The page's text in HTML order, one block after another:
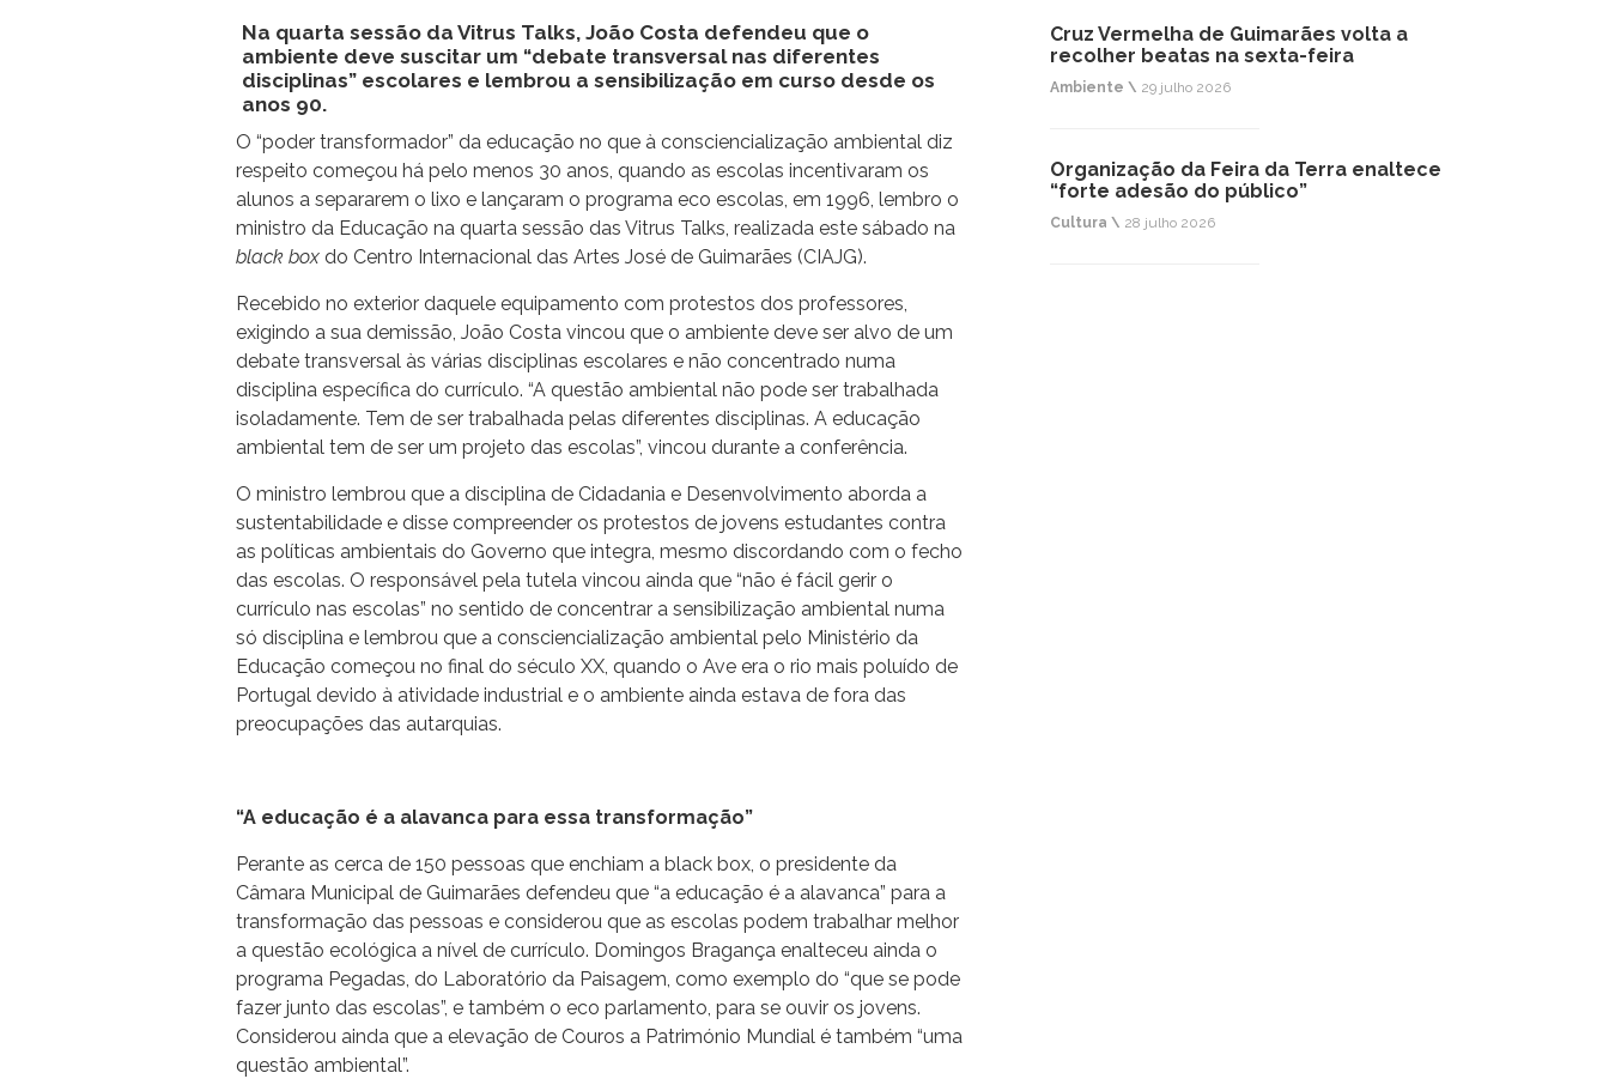
Na quarta sessão da Vitrus Talks, João Costa defendeu que o
ambiente deve suscitar um “debate transversal nas diferentes
disciplinas” escolares e lembrou a sensibilização em curso desde os
anos 90.
O “poder transformador” da educação no que à consciencialização ambiental diz
respeito começou há pelo menos 30 anos, quando as escolas incentivaram os
alunos a separarem o lixo e lançaram o programa eco escolas, em 1996, lembro o
ministro da Educação na quarta sessão das Vitrus Talks, realizada este sábado na
black box do Centro Internacional das Artes José de Guimarães (CIAJG).
Recebido no exterior daquele equipamento com protestos dos professores,
exigindo a sua demissão, João Costa vincou que o ambiente deve ser alvo de um
debate transversal às várias disciplinas escolares e não concentrado numa
disciplina específica do currículo. “A questão ambiental não pode ser trabalhada
isoladamente. Tem de ser trabalhada pelas diferentes disciplinas. A educação
ambiental tem de ser um projeto das escolas”, vincou durante a conferência.
O ministro lembrou que a disciplina de Cidadania e Desenvolvimento aborda a
sustentabilidade e disse compreender os protestos de jovens estudantes contra
as políticas ambientais do Governo que integra, mesmo discordando com o fecho
das escolas. O responsável pela tutela vincou ainda que “não é fácil gerir o
currículo nas escolas” no sentido de concentrar a sensibilização ambiental numa
só disciplina e lembrou que a consciencialização ambiental pelo Ministério da
Educação começou no final do século XX, quando o Ave era o rio mais poluído de
Portugal devido à atividade industrial e o ambiente ainda estava de fora das
preocupações das autarquias.
“A educação é a alavanca para essa transformação”
Perante as cerca de 150 pessoas que enchiam a black box, o presidente da
Câmara Municipal de Guimarães defendeu que “a educação é a alavanca” para a
transformação das pessoas e considerou que as escolas podem trabalhar melhor
a questão ecológica a nível de currículo. Domingos Bragança enalteceu ainda o
programa Pegadas, do Laboratório da Paisagem, como exemplo do “que se pode
fazer junto das escolas”, e também o eco parlamento, para se ouvir os jovens.
Considerou ainda que a elevação de Couros a Património Mundial é também “uma
questão ambiental”.
Cruz Vermelha de Guimarães volta a
recolher beatas na sexta-feira
Ambiente \ 29 julho 2026
Organização da Feira da Terra enaltece
“forte adesão do público”
Cultura \ 28 julho 2026